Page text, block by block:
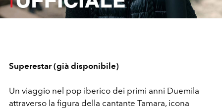
Video
Superestar (già disponibile)
Un viaggio nel pop iberico dei primi anni Duemila
attraverso la figura della cantante Tamara, icona